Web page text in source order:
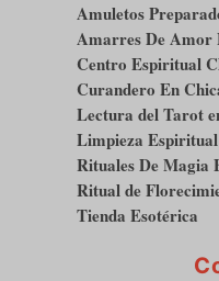
Amuletos
Amarres De Amor
Centro Espiritual
Curandero En
Lectura del Tarot
Limpieza
Rituales De Magia
Ritual de
Tienda Esotérica